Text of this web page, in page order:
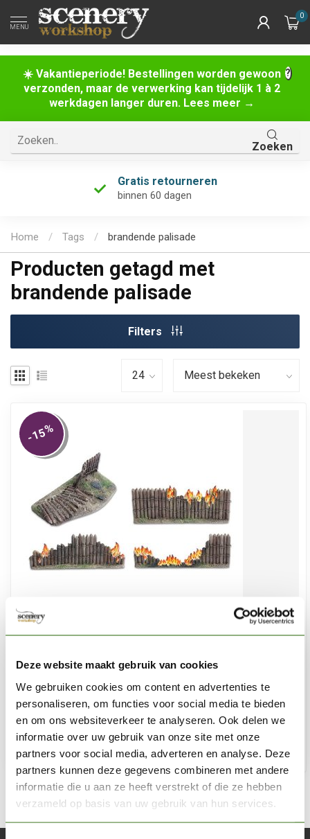
Deze website maakt gebruik van cookies
We gebruiken cookies om content en advertenties te
personaliseren, om functies voor social media te bieden
en om ons websiteverkeer te analyseren. Ook delen we
informatie over uw gebruik van onze site met onze
partners voor social media, adverteren en analyse. Deze
partners kunnen deze gegevens combineren met andere
informatie die u aan ze heeft verstrekt of die ze hebben
verzameld op basis van uw gebruik van hun services.
☀️ Vakantieperiode! Bestellingen worden gewoon
verzonden, maar de verwerking kan tijdelijk 1 à 2
werkdagen langer duren. Lees meer →
MENU
0
Zoeken
Gratis retourneren
binnen 60 dagen
Home / Tags / brandende palisade
Producten getagd met
brandende palisade
Filters
-15%
Wooden stockade destroyed 28mm - TTA800016
€10,65 €9,05
Op voorraad